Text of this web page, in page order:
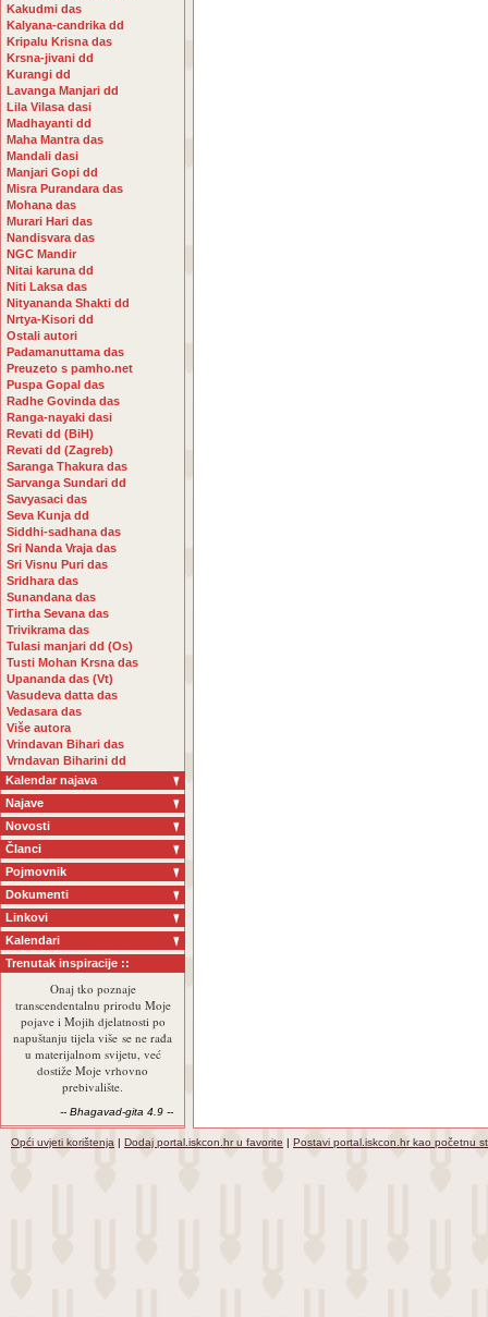
Kakudmi das
Kalyana-candrika dd
Kripalu Krisna das
Krsna-jivani dd
Kurangi dd
Lavanga Manjari dd
Lila Vilasa dasi
Madhayanti dd
Maha Mantra das
Mandali dasi
Manjari Gopi dd
Misra Purandara das
Mohana das
Murari Hari das
Nandisvara das
NGC Mandir
Nitai karuna dd
Niti Laksa das
Nityananda Shakti dd
Nrtya-Kisori dd
Ostali autori
Padamanuttama das
Preuzeto s pamho.net
Puspa Gopal das
Radhe Govinda das
Ranga-nayaki dasi
Revati dd (BiH)
Revati dd (Zagreb)
Saranga Thakura das
Sarvanga Sundari dd
Savyasaci das
Seva Kunja dd
Siddhi-sadhana das
Sri Nanda Vraja das
Sri Visnu Puri das
Sridhara das
Sunandana das
Tirtha Sevana das
Trivikrama das
Tulasi manjari dd (Os)
Tusti Mohan Krsna das
Upananda das (Vt)
Vasudeva datta das
Vedasara das
Više autora
Vrindavan Bihari das
Vrndavan Biharini dd
Kalendar najava
Najave
Novosti
Članci
Pojmovnik
Dokumenti
Linkovi
Kalendari
Trenutak inspiracije ::
Onaj tko poznaje
transcendentalnu prirodu Moje
pojave i Mojih djelatnosti po
napuštanju tijela više se ne rađa
u materijalnom svijetu, već
dostiže Moje vrhovno
prebivalište.
-- Bhagavad-gita 4.9 --
Opći uvjeti korištenja | Dodaj portal.iskcon.hr u favorite | Postavi portal.iskcon.hr kao početnu